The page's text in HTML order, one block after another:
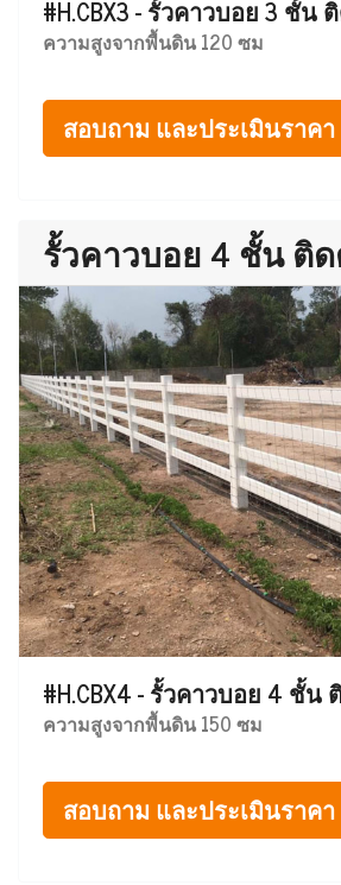
#H.CBX3 - รั้วคาวบอย 3 ชั้น
ความสูงจากพื้นดิน 120 ซม
สอบถาม และประเมินราคา
รั้วคาวบอย 4 ชั้น ติ
#H.CBX4 - รั้วคาวบอย 4 ชั้น
ความสูงจากพื้นดิน 150 ซม
สอบถาม และประเมินราคา